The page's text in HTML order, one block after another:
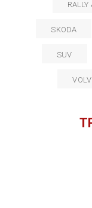
SKODA
SUV